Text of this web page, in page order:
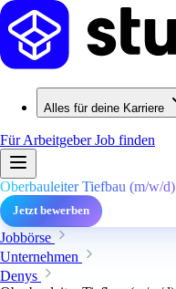
Alles für deine Karriere
Für ArbeitgeberJob finden
Oberbauleiter Tiefbau (m/w/d)
Jetzt bewerben
Jobbörse
Unternehmen
Denys